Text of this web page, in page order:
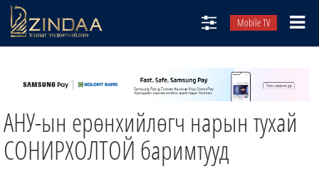
Mobile TV
ТВ8
ӨГЛӨӨНИЙ СОНИН
АУДИО ЗОХИОЛ
АНУ-ын ерөнхийлөгч нарын тухай
СОНИРХОЛТОЙ баримтууд